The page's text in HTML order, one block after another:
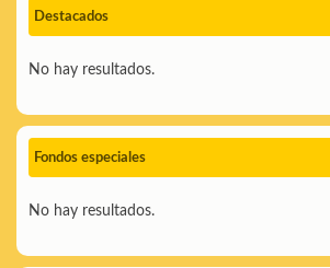
Destacados
No hay resultados.
Fondos especiales
No hay resultados.